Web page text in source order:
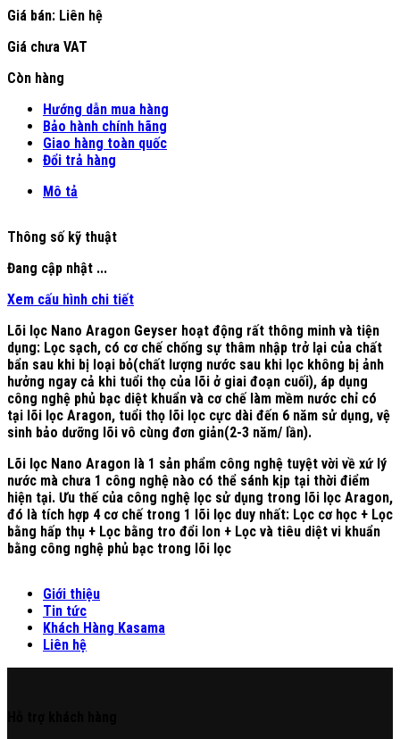
Giá bán: Liên hệ
Giá chưa VAT
Còn hàng
Hướng dẫn mua hàng
Bảo hành chính hãng
Giao hàng toàn quốc
Đổi trả hàng
Mô tả
Thông số kỹ thuật
Đang cập nhật ...
Xem cấu hình chi tiết
Lõi lọc Nano Aragon Geyser hoạt động rất thông minh và tiện
dụng: Lọc sạch, có cơ chế chống sự thâm nhập trở lại của chất
bẩn sau khi bị loại bỏ(chất lượng nước sau khi lọc không bị ảnh
hưởng ngay cả khi tuổi thọ của lõi ở giai đoạn cuối), áp dụng
công nghệ phủ bạc diệt khuẩn và cơ chế làm mềm nước chỉ có
tại lõi lọc Aragon, tuổi thọ lõi lọc cực dài đến 6 năm sử dụng, vệ
sinh bảo dưỡng lõi vô cùng đơn giản(2-3 năm/ lần).
Lõi lọc Nano Aragon là 1 sản phẩm công nghệ tuyệt vời về xứ lý
nước mà chưa 1 công nghệ nào có thể sánh kịp tại thời điểm
hiện tại. Ưu thế của công nghệ lọc sử dụng trong lõi lọc Aragon,
đó là tích hợp 4 cơ chế trong 1 lõi lọc duy nhất: Lọc cơ học + Lọc
bằng hấp thụ + Lọc bằng tro đổi Ion + Lọc và tiêu diệt vi khuẩn
bằng công nghệ phủ bạc trong lõi lọc
Giới thiệu
Tin tức
Khách Hàng Kasama
Liên hệ